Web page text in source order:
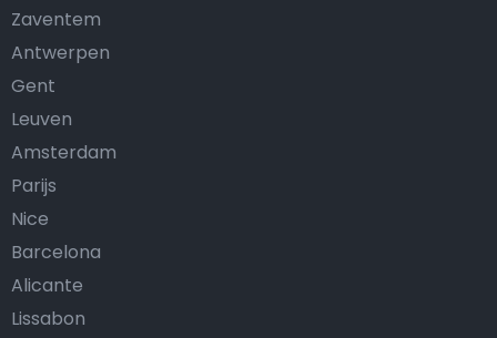
Zaventem
Antwerpen
Gent
Leuven
Amsterdam
Parijs
Nice
Barcelona
Alicante
Lissabon